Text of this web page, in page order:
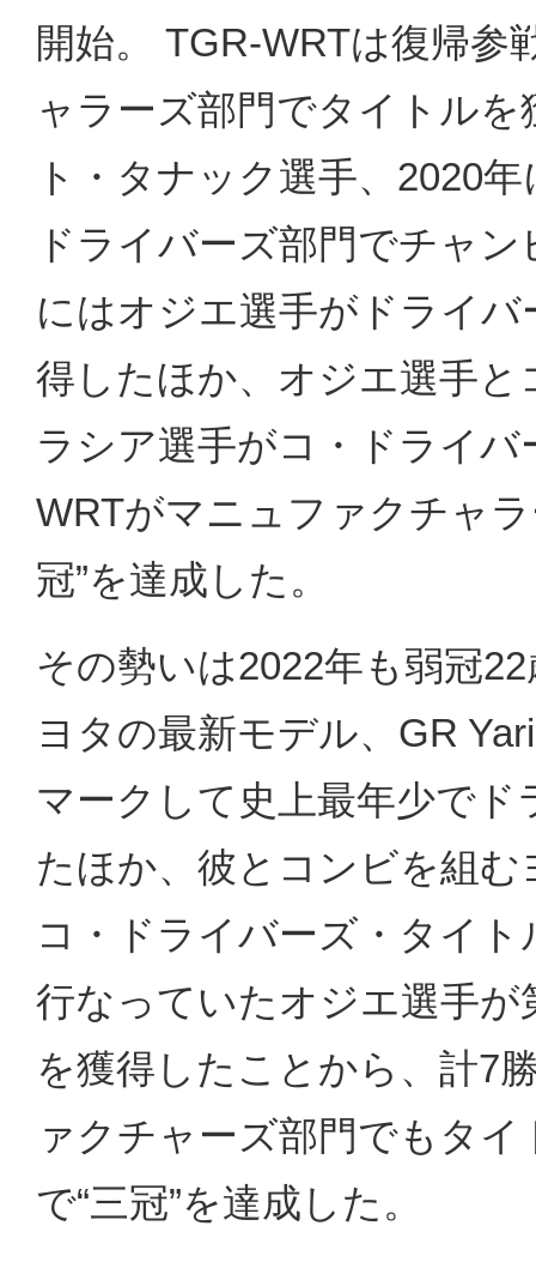
開始。 TGR-WRTは復帰参
ャラーズ部門でタイトル
ト・タナック選手、2020
ドライバーズ部門でチャ
にはオジエ選手がドライ
得したほか、オジエ選手
ラシア選手がコ・ドライバ
WRTがマニュファクチャ
冠”を達成した。
その勢いは2022年も弱冠
ヨタの最新モデル、GR
マークして史上最年少で
たほか、彼とコンビを組
コ・ドライバーズ・タイ
行なっていたオジエ選手
を獲得したことから、計7
ァクチャーズ部門でもタ
で“三冠”を達成した。